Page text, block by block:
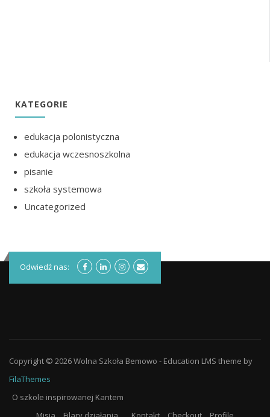
KATEGORIE
edukacja polonistyczna
edukacja wczesnoszkolna
pisanie
szkoła systemowa
Uncategorized
Odwiedź nas:
Copyright © 2026Wolna Szkoła Bemowo - Education LMS theme by
FilaThemes
O szkole inspirowanej Kantem